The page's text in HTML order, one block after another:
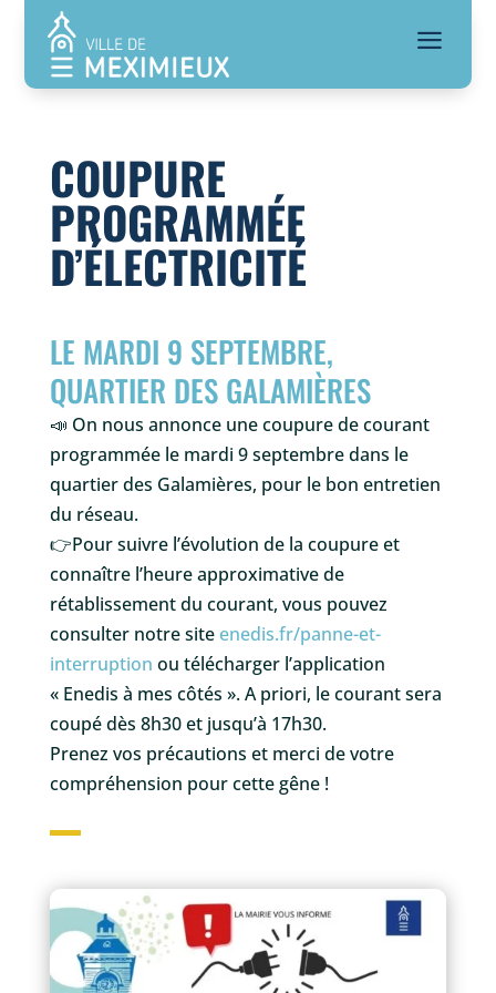
a
COUPURE
PROGRAMMÉE
D’ÉLECTRICITÉ
LE MARDI 9 SEPTEMBRE,
QUARTIER DES GALAMIÈRES
📣 On nous annonce une coupure de courant
programmée le mardi 9 septembre dans le
quartier des Galamières, pour le bon entretien
du réseau.
👉Pour suivre l’évolution de la coupure et
connaître l’heure approximative de
rétablissement du courant, vous pouvez
consulter notre site enedis.fr/panne-et-
interruption ou télécharger l’application
« Enedis à mes côtés ». A priori, le courant sera
coupé dès 8h30 et jusqu’à 17h30.
Prenez vos précautions et merci de votre
compréhension pour cette gêne !